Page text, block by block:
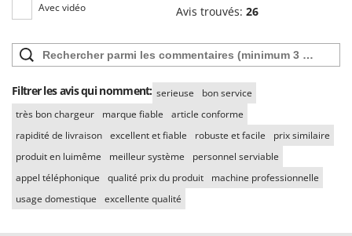
Resto Italia
Ripartrak
River Systems
Robomow
Rossofuoco
Rover Pompe
Royal Food
Avec vidéo Avis trouvés: 26
Filtrer les avis qui nomment: serieuse
bon service
très bon chargeur
marque fiable
article conforme
rapidité de livraison excellent et fiable robuste et facile
prix similaire
produit en luimême
meilleur système
personnel serviable
appel téléphonique
qualité prix du produit
machine professionnelle
usage domestique
excellente qualité